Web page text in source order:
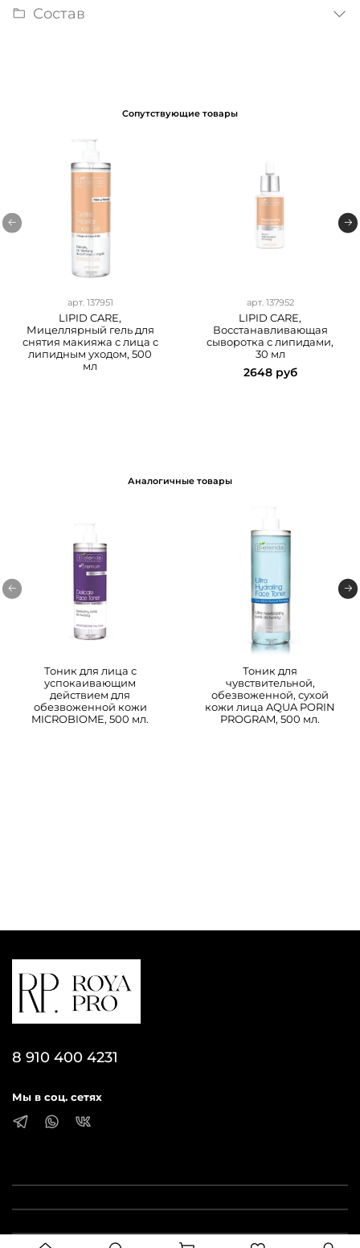
Состав
Сопутствующие товары
арт. 137951
LIPID CARE,
Мицеллярный гель для
снятия макияжа с лица с
липидным уходом, 500
мл
арт. 137952
LIPID CARE,
Восстанавливающая
сыворотка с липидами,
30 мл
2648 руб
Аналогичные товары
Тоник для лица с
успокаивающим
действием для
обезвоженной кожи
MICROBIOME, 500 мл.
Тоник для
чувствительной,
обезвоженной, сухой
кожи лица AQUA PORIN
PROGRAM, 500 мл.
8 910 400 4231
Мы в соц. сетях